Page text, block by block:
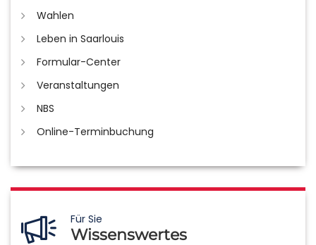
Wahlen
Leben in Saarlouis
Formular-Center
Veranstaltungen
NBS
Online-Terminbuchung
Für Sie
Wissenswertes